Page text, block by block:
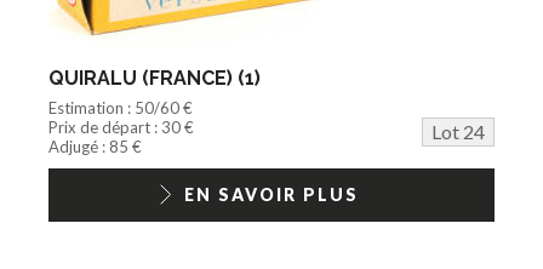
QUIRALU (FRANCE) (1)
Estimation : 50/60 €
Prix de départ : 30 €
Lot 24
Adjugé : 85 €
EN SAVOIR PLUS